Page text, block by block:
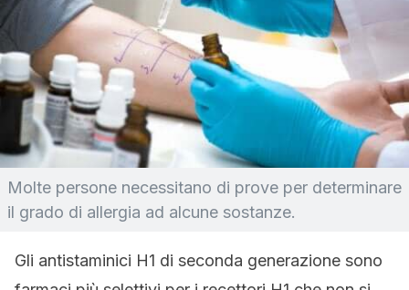
Molte persone necessitano di prove per determinare
il grado di allergia ad alcune sostanze.
Gli antistaminici H1 di seconda generazione sono